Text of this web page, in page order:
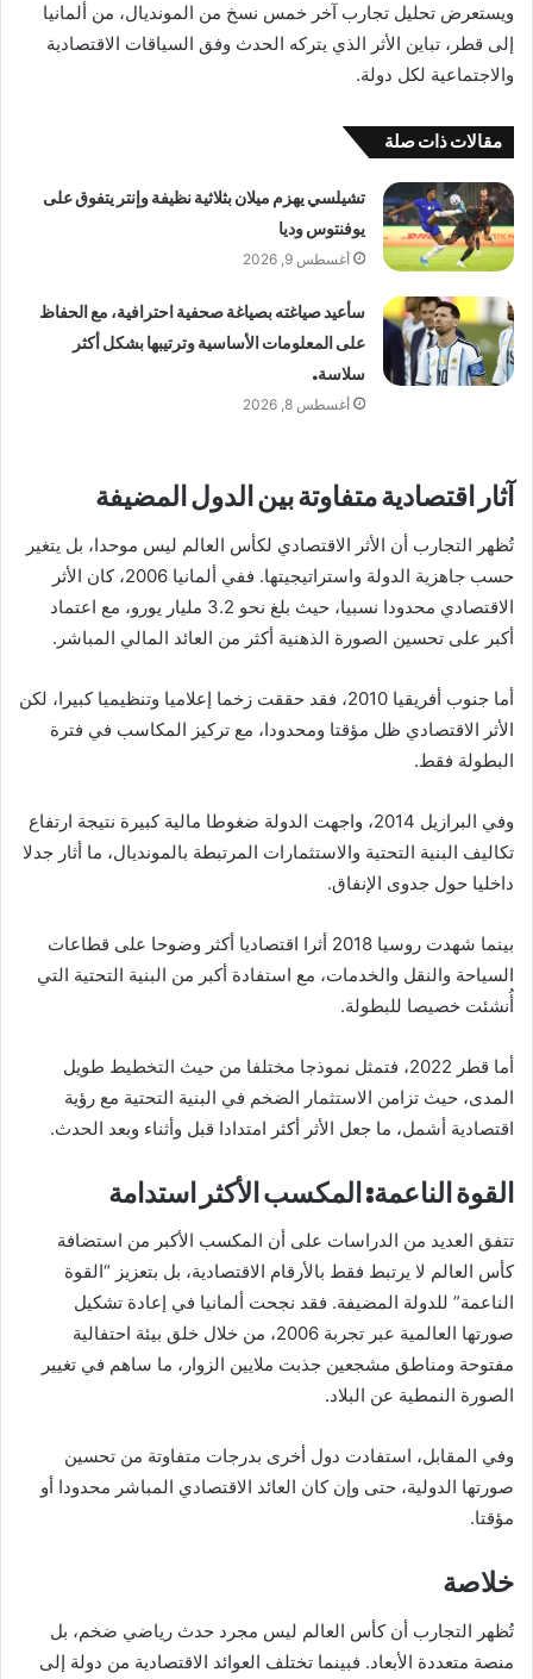
ويستعرض تحليل تجارب آخر خمس نسخ من المونديال، من ألمانيا
إلى قطر، تباين الأثر الذي يتركه الحدث وفق السياقات الاقتصادية
والاجتماعية لكل دولة.
مقالات ذات صلة
تشيلسي يهزم ميلان بثلاثية نظيفة وإنتر يتفوق على
يوفنتوس وديا
أغسطس 9, 2026
سأعيد صياغته بصياغة صحفية احترافية، مع الحفاظ
على المعلومات الأساسية وترتيبها بشكل أكثر
سلاسة.
أغسطس 8, 2026
آثار اقتصادية متفاوتة بين الدول المضيفة
تُظهر التجارب أن الأثر الاقتصادي لكأس العالم ليس موحدا، بل يتغير
حسب جاهزية الدولة واستراتيجيتها. ففي ألمانيا 2006، كان الأثر
الاقتصادي محدودا نسبيا، حيث بلغ نحو 3.2 مليار يورو، مع اعتماد
أكبر على تحسين الصورة الذهنية أكثر من العائد المالي المباشر.
أما جنوب أفريقيا 2010، فقد حققت زخما إعلاميا وتنظيميا كبيرا، لكن
الأثر الاقتصادي ظل مؤقتا ومحدودا، مع تركيز المكاسب في فترة
البطولة فقط.
وفي البرازيل 2014، واجهت الدولة ضغوطا مالية كبيرة نتيجة ارتفاع
تكاليف البنية التحتية والاستثمارات المرتبطة بالمونديال، ما أثار جدلا
داخليا حول جدوى الإنفاق.
بينما شهدت روسيا 2018 أثرا اقتصاديا أكثر وضوحا على قطاعات
السياحة والنقل والخدمات، مع استفادة أكبر من البنية التحتية التي
أُنشئت خصيصا للبطولة.
أما قطر 2022، فتمثل نموذجا مختلفا من حيث التخطيط طويل
المدى، حيث تزامن الاستثمار الضخم في البنية التحتية مع رؤية
اقتصادية أشمل، ما جعل الأثر أكثر امتدادا قبل وأثناء وبعد الحدث.
القوة الناعمة: المكسب الأكثر استدامة
تتفق العديد من الدراسات على أن المكسب الأكبر من استضافة
كأس العالم لا يرتبط فقط بالأرقام الاقتصادية، بل بتعزيز “القوة
الناعمة” للدولة المضيفة. فقد نجحت ألمانيا في إعادة تشكيل
صورتها العالمية عبر تجربة 2006، من خلال خلق بيئة احتفالية
مفتوحة ومناطق مشجعين جذبت ملايين الزوار، ما ساهم في تغيير
الصورة النمطية عن البلاد.
وفي المقابل، استفادت دول أخرى بدرجات متفاوتة من تحسين
صورتها الدولية، حتى وإن كان العائد الاقتصادي المباشر محدودا أو
مؤقتا.
خلاصة
تُظهر التجارب أن كأس العالم ليس مجرد حدث رياضي ضخم، بل
منصة متعددة الأبعاد. فبينما تختلف العوائد الاقتصادية من دولة إلى